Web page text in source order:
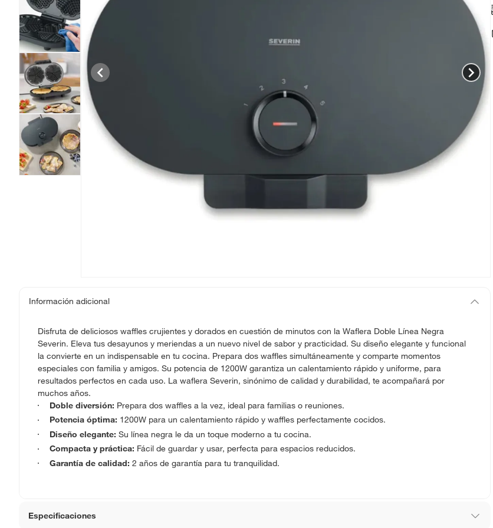
Información adicional
Disfruta de deliciosos waffles crujientes y dorados en cuestión de minutos con la Waflera Doble Línea Negra
Severin. Eleva tus desayunos y meriendas a un nuevo nivel de sabor y practicidad. Su diseño elegante y funcional
la convierte en un indispensable en tu cocina. Prepara dos waffles simultáneamente y comparte momentos
especiales con familia y amigos. Su potencia de 1200W garantiza un calentamiento rápido y uniforme, para
resultados perfectos en cada uso. La waflera Severin, sinónimo de calidad y durabilidad, te acompañará por
muchos años.
Doble diversión: Prepara dos waffles a la vez, ideal para familias o reuniones.
Potencia óptima: 1200W para un calentamiento rápido y waffles perfectamente cocidos.
Diseño elegante: Su línea negra le da un toque moderno a tu cocina.
Compacta y práctica: Fácil de guardar y usar, perfecta para espacios reducidos.
Garantía de calidad: 2 años de garantía para tu tranquilidad.
Especificaciones